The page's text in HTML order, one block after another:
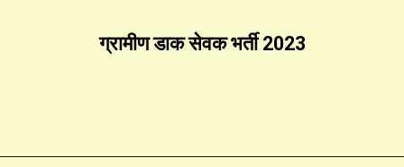
ग्रामीण डाक सेवक भर्ती 2023